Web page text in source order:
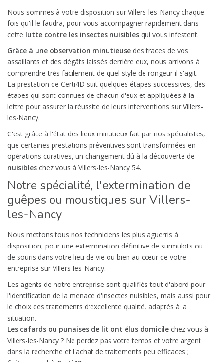
Nous sommes à votre disposition sur Villers-les-Nancy chaque
fois qu'il le faudra, pour vous accompagner rapidement dans
cette lutte contre les insectes nuisibles qui vous infestent.
Grâce à une observation minutieuse des traces de vos
assaillants et des dégâts laissés derrière eux, nous arrivons à
comprendre très facilement de quel style de rongeur il s'agit.
La prestation de Certi4D suit quelques étapes successives, des
étapes qui sont connues de chacun d'eux et appliquées à la
lettre pour assurer la réussite de leurs interventions sur Villers-
les-Nancy.
C'est grâce à l'état des lieux minutieux fait par nos spécialistes,
que certaines prestations préventives sont transformées en
opérations curatives, un changement dû à la découverte de
nuisibles chez vous à Villers-les-Nancy 54.
Notre spécialité, l'extermination de
guêpes ou moustiques sur Villers-
les-Nancy
Nous mettons tous nos techniciens les plus aguerris à
disposition, pour une extermination définitive de surmulots ou
de souris dans votre lieu de vie ou bien au cœur de votre
entreprise sur Villers-les-Nancy.
Les agents de notre entreprise sont qualifiés tout d'abord pour
l'identification de la menace d'insectes nuisibles, mais aussi pour
le choix des traitements d'excellente qualité, adaptés à la
situation.
Les cafards ou punaises de lit ont élus domicile chez vous à
Villers-les-Nancy ? Ne perdez pas votre temps et votre argent
dans la recherche et l'achat de traitements peu efficaces ;